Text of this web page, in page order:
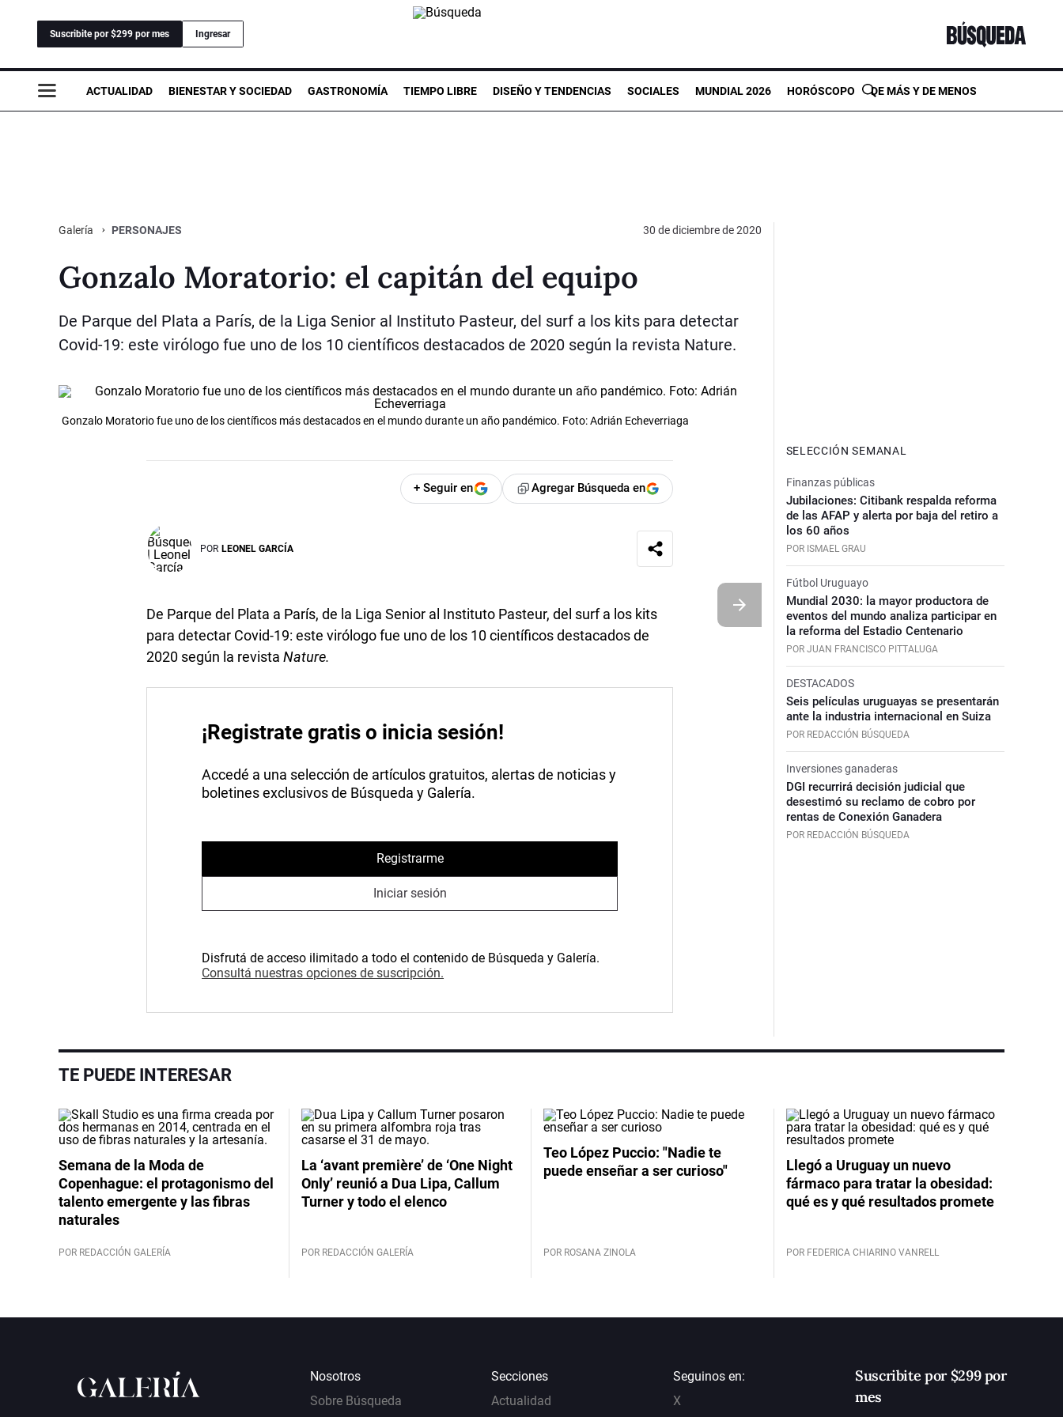
Suscribite por $299 por mes Ingresar
ACTUALIDAD BIENESTAR Y SOCIEDAD GASTRONOMÍA TIEMPO LIBRE DISEÑO Y TENDENCIAS SOCIALES MUNDIAL 2026 HORÓSCOPO DE MÁS Y DE MENOS
Galería PERSONAJES 30 de diciembre de 2020
Gonzalo Moratorio: el capitán del equipo
De Parque del Plata a París, de la Liga Senior al Instituto Pasteur, del surf a los kits para detectar
Covid-19: este virólogo fue uno de los 10 científicos destacados de 2020 según la revista Nature.
Gonzalo Moratorio fue uno de los científicos más destacados en el mundo durante un año pandémico. Foto: Adrián Echeverriaga
+ Seguir en Agregar Búsqueda en
POR LEONEL GARCÍA
De Parque del Plata a París, de la Liga Senior al Instituto Pasteur, del surf a los kits
para detectar Covid-19: este virólogo fue uno de los 10 científicos destacados de
2020 según la revistaNature.
¡Registrate gratis o inicia sesión!
Accedé a una selección de artículos gratuitos, alertas de noticias y
boletines exclusivos de Búsqueda y Galería.
Registrarme
Iniciar sesión
Disfrutá de acceso ilimitado a todo el contenido de Búsqueda y Galería.
Consultá nuestras opciones de suscripción.
SELECCIÓN SEMANAL
Finanzas públicas
Jubilaciones: Citibank respalda reforma
de las AFAP y alerta por baja del retiro a
los 60 años
POR ISMAEL GRAU
Fútbol Uruguayo
Mundial 2030: la mayor productora de
eventos del mundo analiza participar en
la reforma del Estadio Centenario
POR JUAN FRANCISCO PITTALUGA
DESTACADOS
Seis películas uruguayas se presentarán
ante la industria internacional en Suiza
POR REDACCIÓN BÚSQUEDA
Inversiones ganaderas
DGI recurrirá decisión judicial que
desestimó su reclamo de cobro por
rentas de Conexión Ganadera
POR REDACCIÓN BÚSQUEDA
TE PUEDE INTERESAR
Semana de la Moda de
Copenhague: el protagonismo del
talento emergente y las fibras
naturales
POR REDACCIÓN GALERÍA
La ‘avant première’ de ‘One Night
Only’ reunió a Dua Lipa, Callum
Turner y todo el elenco
POR REDACCIÓN GALERÍA
Teo López Puccio: "Nadie te
puede enseñar a ser curioso"
POR ROSANA ZINOLA
Llegó a Uruguay un nuevo
fármaco para tratar la obesidad:
qué es y qué resultados promete
POR FEDERICA CHIARINO VANRELL
Nosotros
Sobre Búsqueda
Secciones
Actualidad
Seguinos en:
X
Suscribite por $299 por
mes